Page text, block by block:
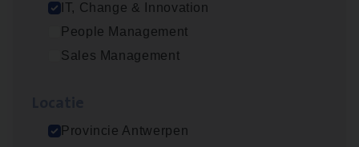
IT, Change & Innovation
People Management
Sales Management
Provincie Antwerpen
Busi­ness Analyst